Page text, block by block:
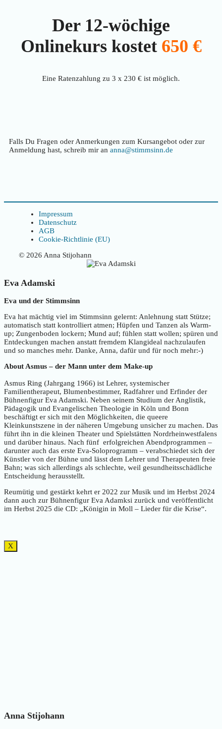
Der 12-wöchige
Onlinekurs kostet 650 €
Eine Ratenzahlung zu 3 x 230 € ist möglich.
Falls Du Fragen oder Anmerkungen zum Kursangebot oder zur
Anmeldung hast, schreib mir an anna@stimmsinn.de
Impressum
Datenschutz
AGB
Cookie-Richtlinie (EU)
© 2026 Anna Stijohann
Eva Adamski
Eva und der Stimmsinn
Eva hat mächtig viel im Stimmsinn gelernt: Anlehnung statt Stütze;
automatisch statt kontrolliert atmen; Hüpfen und Tanzen als Warm-
up; Zungenboden lockern; Mund auf; fühlen statt wollen; spüren und
Entdeckungen machen anstatt fremdem Klangideal nachzulaufen
und so manches mehr. Danke, Anna, dafür und für noch mehr:-)
About Asmus – der Mann unter dem Make-up
Asmus Ring (Jahrgang 1966) ist Lehrer, systemischer
Familientherapeut, Blumenbestimmer, Radfahrer und Erfinder der
Bühnenfigur Eva Adamski. Neben seinem Studium der Anglistik,
Pädagogik und Evangelischen Theologie in Köln und Bonn
beschäftigt er sich mit den Möglichkeiten, die queere
Kleinkunstszene in der näheren Umgebung unsicher zu machen. Das
führt ihn in die kleinen Theater und Spielstätten Nordrheinwestfalens
und darüber hinaus. Nach fünf erfolgreichen Abendprogrammen –
darunter auch das erste Eva-Soloprogramm – verabschiedet sich der
Künstler von der Bühne und lässt dem Lehrer und Therapeuten freie
Bahn; was sich allerdings als schlechte, weil gesundheitsschädliche
Entscheidung herausstellt.
Reumütig und gestärkt kehrt er 2022 zur Musik und im Herbst 2024
dann auch zur Bühnenfigur Eva Adamksi zurück und veröffentlicht
im Herbst 2025 die CD: „Königin in Moll – Lieder für die Krise“.
X
Anna Stijohann